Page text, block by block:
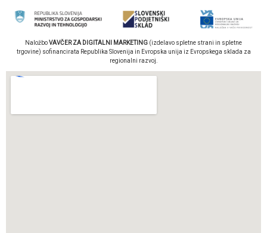
NaložboVAVČER ZA DIGITALNI MARKETING (izdelavo spletne strani in spletne
trgovine) sofinancirata Republika Slovenija in Evropska unija iz Evropskega sklada za
regionalni razvoj.